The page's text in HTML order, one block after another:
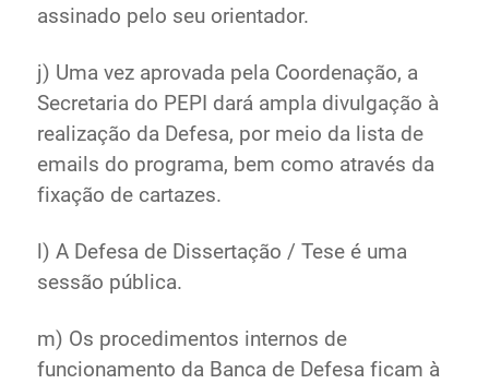
assinado pelo seu orientador.
j) Uma vez aprovada pela Coordenação, a
Secretaria do PEPI dará ampla divulgação à
realização da Defesa, por meio da lista de
emails do programa, bem como através da
fixação de cartazes.
l) A Defesa de Dissertação / Tese é uma
sessão pública.
m) Os procedimentos internos de
funcionamento da Banca de Defesa ficam à